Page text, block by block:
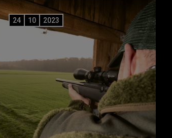
24 10 2023